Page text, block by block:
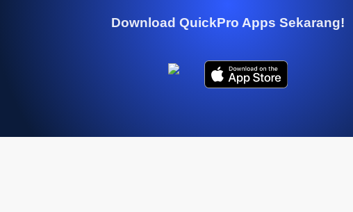
Download QuickPro Apps Sekarang!